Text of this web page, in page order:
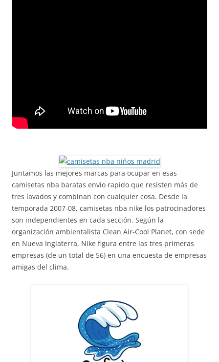
Juntamos las mejores marcas para ocupar en esas
camisetas nba baratas envio rapido que resisten más de
tres lavados y combinan con cualquier cosa. Desde la
temporada 2007-08, camisetas nba nike los patrocinadores
son independientes en cada sección. Según la
organización ambientalista Clean Air-Cool Planet, con sede
en Nueva Inglaterra, Nike figura entre las tres primeras
empresas (de un total de 56) en una encuesta de empresas
amigas del clima.